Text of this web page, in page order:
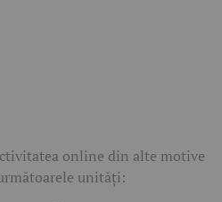
online din alte motive
unităţi: